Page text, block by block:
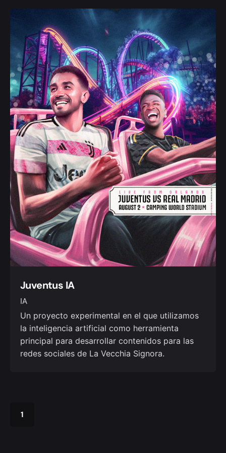
Juventus IA
IA
Un proyecto experimental en el que utilizamos
la inteligencia artificial como herramienta
principal para desarrollar contenidos para las
redes sociales de La Vecchia Signora.
1